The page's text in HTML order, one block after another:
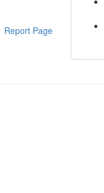
Report Page